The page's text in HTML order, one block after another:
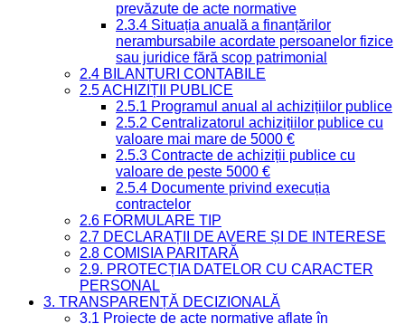
prevăzute de acte normative
2.3.4 Situația anuală a finanțărilor
nerambursabile acordate persoanelor fizice
sau juridice fără scop patrimonial
2.4 BILANȚURI CONTABILE
2.5 ACHIZIȚII PUBLICE
2.5.1 Programul anual al achizițiilor publice
2.5.2 Centralizatorul achizițiilor publice cu
valoare mai mare de 5000 €
2.5.3 Contracte de achiziții publice cu
valoare de peste 5000 €
2.5.4 Documente privind execuția
contractelor
2.6 FORMULARE TIP
2.7 DECLARAȚII DE AVERE ȘI DE INTERESE
2.8 COMISIA PARITARĂ
2.9. PROTECȚIA DATELOR CU CARACTER
PERSONAL
3. TRANSPARENȚĂ DECIZIONALĂ
3.1 Proiecte de acte normative aflate în